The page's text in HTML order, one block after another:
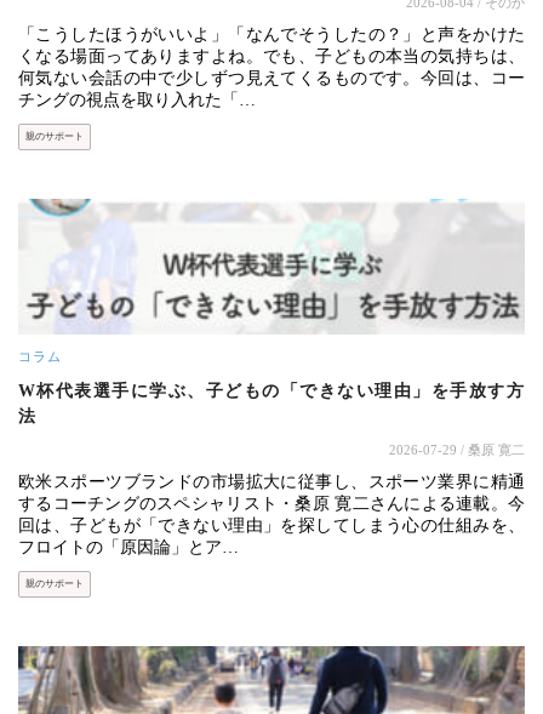
「こうしたほうがいいよ」「なんでそうしたの？」と声をかけた
くなる場面ってありますよね。でも、子どもの本当の気持ちは、
何気ない会話の中で少しずつ見えてくるものです。今回は、コー
チングの視点を取り入れた「…
親のサポート
コラム
W杯代表選手に学ぶ、子どもの「できない理由」を手放す方
法
2026-07-29 / 桑原 寛二
欧米スポーツブランドの市場拡大に従事し、スポーツ業界に精通
するコーチングのスペシャリスト・桑原 寛二さんによる連載。今
回は、子どもが「できない理由」を探してしまう心の仕組みを、
フロイトの「原因論」とア…
親のサポート